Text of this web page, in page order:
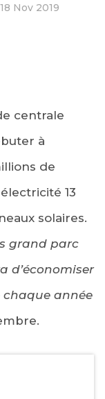
Nov 2019
centrale
à
de
13
solaires.
grand parc
d’économiser
chaque année